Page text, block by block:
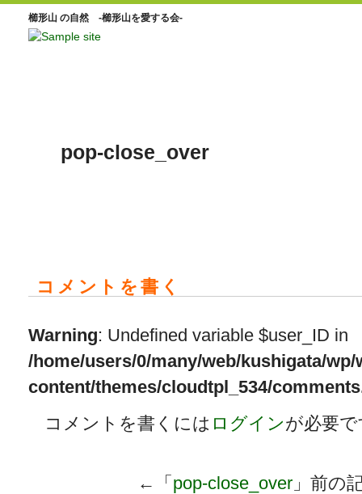
櫛形山 の自然 -櫛形山を愛する会-
pop-close_over
コメントを書く
Warning: Undefined variable $user_ID in
/home/users/0/many/web/kushigata/wp/
content/themes/cloudtpl_534/
コメントを書くには ログインが必要
←「 pop-close_over 」前